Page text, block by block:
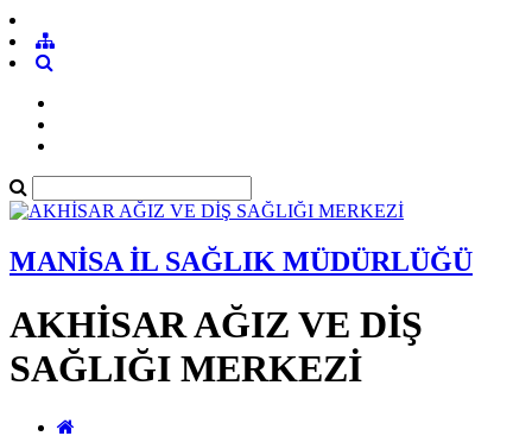
MANİSA İL SAĞLIK MÜDÜRLÜĞÜ
AKHİSAR AĞIZ VE DİŞ
SAĞLIĞI MERKEZİ